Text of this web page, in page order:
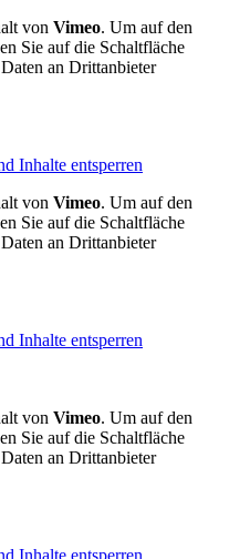
von Vimeo. Um auf den
Sie auf die Schaltfläche
an Drittanbieter
Inhalte entsperren
von Vimeo. Um auf den
Sie auf die Schaltfläche
an Drittanbieter
Inhalte entsperren
von Vimeo. Um auf den
Sie auf die Schaltfläche
an Drittanbieter
Inhalte entsperren